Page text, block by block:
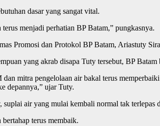
dasar yang sangat vital.
terus menjadi perhatian BP Batam,” pungkasnya.
Promosi dan Protokol BP Batam, Ariastuty
yang akrab disapa Tuty tersebut, BP
mitra pengelolaan air bakal terus
depannya,” ujar Tuty.
suplai air yang mulai kembali normal tak
terus membaik.